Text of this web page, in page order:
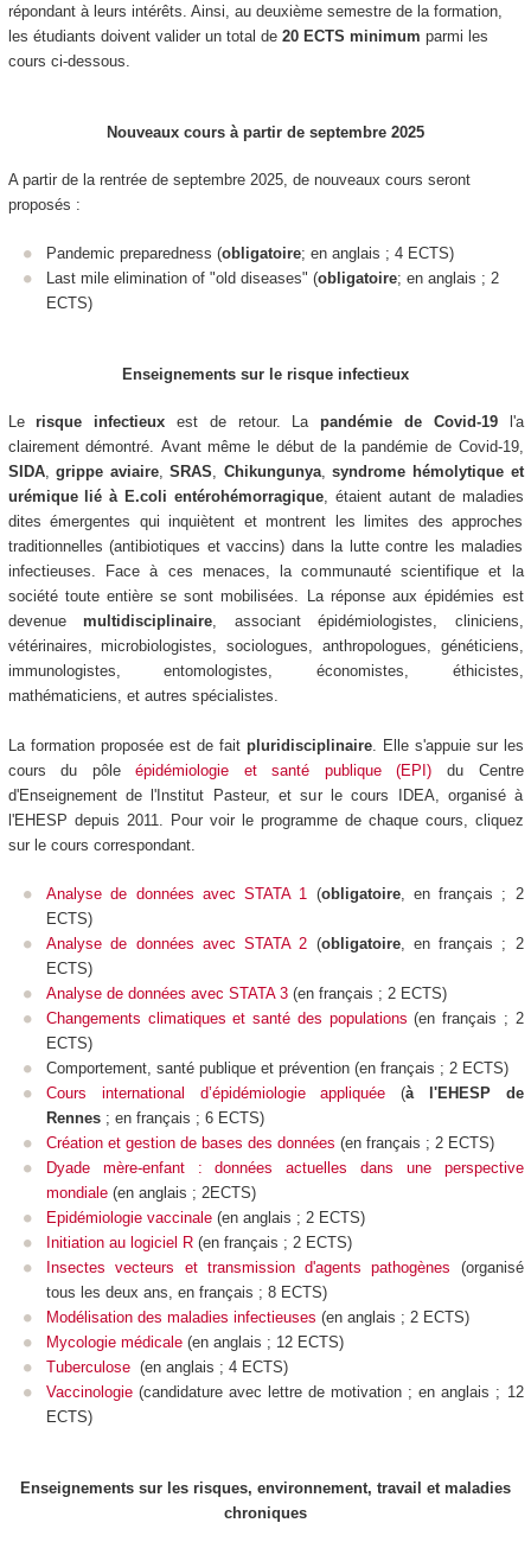
répondant à leurs intérêts. Ainsi, au deuxième semestre de la formation,
les étudiants doivent valider un total de 20 ECTS minimum parmi les
cours ci-dessous.
Nouveaux cours à partir de septembre 2025
A partir de la rentrée de septembre 2025, de nouveaux cours seront
proposés :
Pandemic preparedness (obligatoire; en anglais ; 4 ECTS)
Last mile elimination of "old diseases" (obligatoire; en anglais ; 2
ECTS)
Enseignements sur le risque infectieux
Lerisque infectieux est de retour. Lapandémie de Covid-19l'a
clairement démontré. Avant même le début de la pandémie de Covid-19,
SIDA,grippe aviaire,SRAS, Chikungunya,syndrome hémolytique et
urémique lié à E.coli entérohémorragique, étaient autant de maladies
dites émergentes qui inquiètent et montrent les limites des approches
traditionnelles (antibiotiques et vaccins) dans la lutte contre les maladies
infectieuses. Face à ces menaces, la communauté scientifique et la
société toute entière se sont mobilisées. La réponse aux épidémies est
devenue multidisciplinaire, associant épidémiologistes, cliniciens,
vétérinaires, microbiologistes, sociologues, anthropologues, généticiens,
immunologistes, entomologistes, économistes, éthicistes,
mathématiciens, et autres spécialistes.
La formation proposée est de fait pluridisciplinaire. Elle s'appuie sur les
cours du pôleépidémiologie et santé publique (EPI) du Centre
d'Enseignement de l'Institut Pasteur, et sur le cours IDEA, organisé à
l'EHESP depuis 2011. Pour voir le programme de chaque cours, cliquez
sur le cours correspondant.
Analyse de données avec STATA 1 (obligatoire, en français ; 2
ECTS)
Analyse de données avec STATA 2 (obligatoire, en français ; 2
ECTS)
Analyse de données avec STATA 3 (en français ; 2 ECTS)
Changements climatiques et santé des populations (en français ; 2
ECTS)
Comportement, santé publique et prévention (en français ; 2 ECTS)
Cours international d’épidémiologie appliquée (à l'EHESP de
Rennes ; en français ; 6 ECTS)
Création et gestion de bases des données (en français ; 2 ECTS)
Dyade mère-enfant : données actuelles dans une perspective
mondiale (en anglais ; 2ECTS)
Epidémiologie vaccinale (en anglais ; 2 ECTS)
Initiation au logiciel R (en français ; 2 ECTS)
Insectes vecteurs et transmission d'agents pathogènes
(organisé
tous les deux ans, en français ; 8 ECTS)
Modélisation des maladies infectieuses (en anglais ; 2 ECTS)
Mycologie médicale (en anglais ; 12 ECTS)
Tuberculose (en anglais ; 4 ECTS)
Vaccinologie (candidature avec lettre de motivation ; en anglais ; 12
ECTS)
Enseignements sur les risques, environnement, travail et maladies
chroniques